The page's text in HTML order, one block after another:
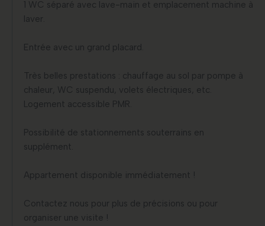
1 WC séparé avec lave-main et emplacement machine à
laver.
Entrée avec un grand placard.
Très belles prestations : chauffage au sol par pompe à
chaleur, WC suspendu, volets électriques, etc.
Logement accessible PMR.
Possibilité de stationnements souterrains en
supplément.
Appartement disponible immédiatement !
Contactez nous pour plus de précisions ou pour
organiser une visite !